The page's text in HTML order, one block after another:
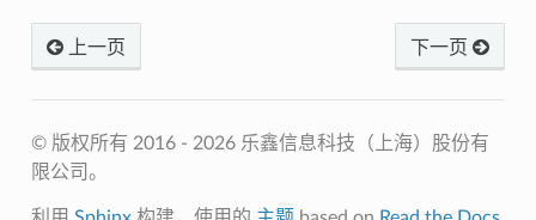
上一页 下一页
© 版权所有 2016 - 2026 乐鑫信息科技（上海）股份有
限公司。